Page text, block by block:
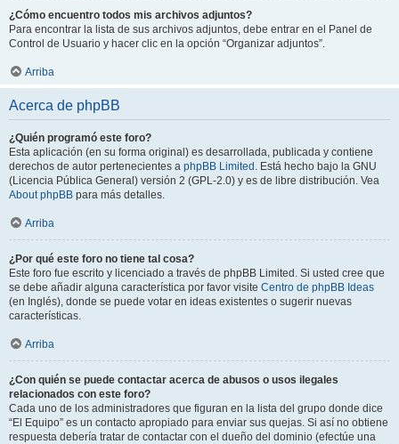
¿Cómo encuentro todos mis archivos adjuntos?
Para encontrar la lista de sus archivos adjuntos, debe entrar en el Panel de
Control de Usuario y hacer clic en la opción “Organizar adjuntos”.
Arriba
Acerca de phpBB
¿Quién programó este foro?
Esta aplicación (en su forma original) es desarrollada, publicada y contiene
derechos de autor pertenecientes a phpBB Limited . Está hecho bajo la GNU
(Licencia Pública General) versión 2 (GPL-2.0) y es de libre distribución. Vea
About phpBB para más detalles.
Arriba
¿Por qué este foro no tiene tal cosa?
Este foro fue escrito y licenciado a través de phpBB Limited. Si usted cree que
se debe añadir alguna característica por favor visite Centro de phpBB Ideas
(en Inglés), donde se puede votar en ideas existentes o sugerir nuevas
características.
Arriba
¿Con quién se puede contactar acerca de abusos o usos ilegales
relacionados con este foro?
Cada uno de los administradores que figuran en la lista del grupo donde dice
“El Equipo” es un contacto apropiado para enviar sus quejas. Si así no obtiene
respuesta debería tratar de contactar con el dueño del dominio (efectúe una